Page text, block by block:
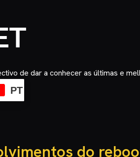
de dar a conhecer as últimas e
PT
do